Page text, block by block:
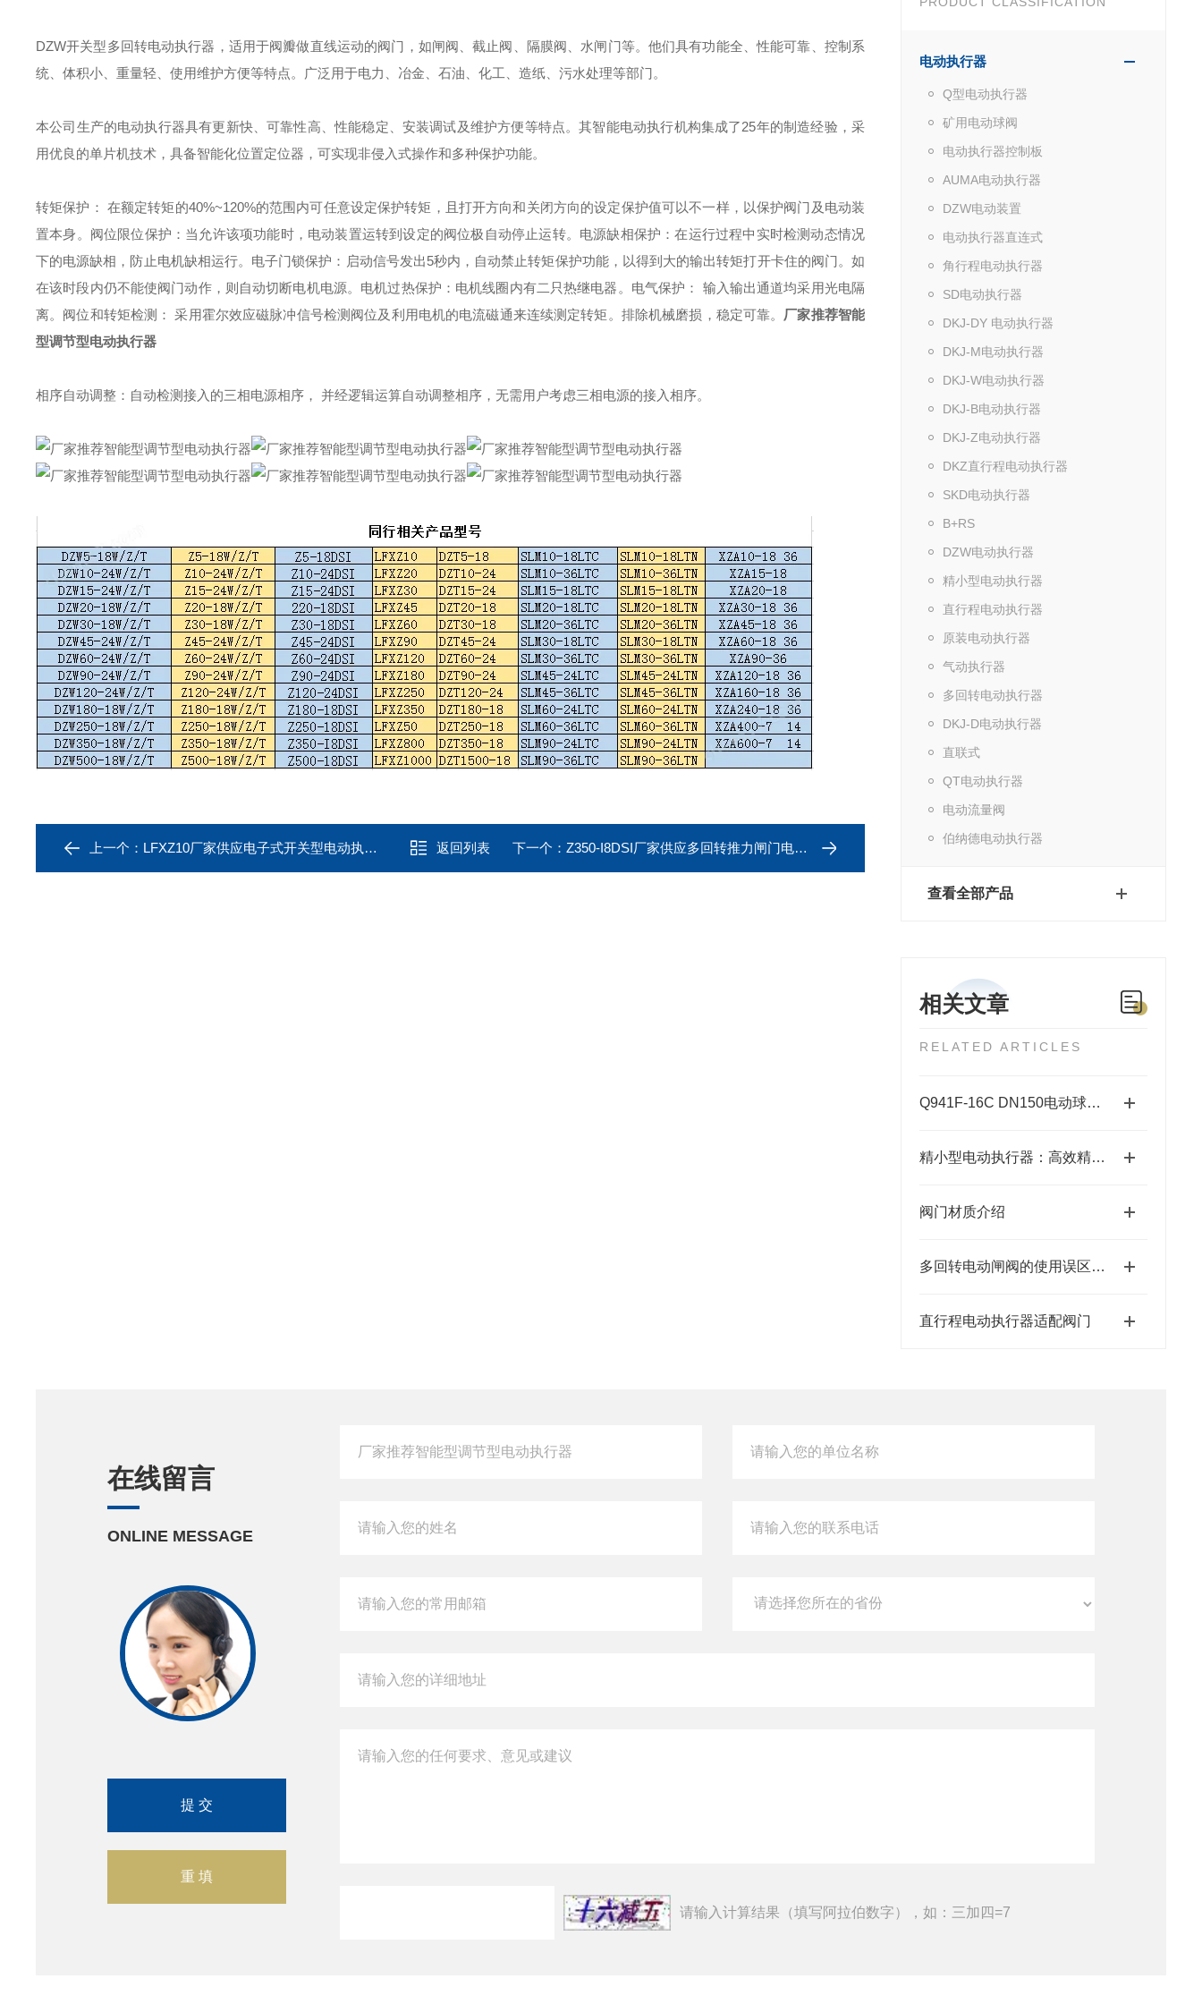
电动执行器
Q型电动执行器
矿用电动球阀
电动执行器控制板
AUMA电动执行器
DZW电动装置
电动执行器直连式
角行程电动执行器
SD电动执行器
DKJ-DY 电动执行器
DKJ-M电动执行器
DKJ-W电动执行器
DKJ-B电动执行器
DKJ-Z电动执行器
DKZ直行程电动执行器
SKD电动执行器
B+RS
DZW电动执行器
精小型电动执行器
直行程电动执行器
原装电动执行器
气动执行器
多回转电动执行器
DKJ-D电动执行器
直联式
QT电动执行器
电动流量阀
伯纳德电动执行器
查看全部产品
相关文章
RELATED ARTICLES
Q941F-16C DN150电动球阀安装指南
精小型电动执行器：高效精准的自动化控制解决方案
阀门材质介绍
多回转电动闸阀的使用误区有几点
直行程电动执行器适配阀门
DZW开关型多回转电动执行器，适用于阀瓣做直线运动的阀门，如闸阀、截止阀、隔膜阀、水闸门等。他们具有功能全、性能可靠、控制系
统、体积小、重量轻、使用维护方便等特点。广泛用于电力、冶金、石油、化工、造纸、污水处理等部门。
本公司生产的电动执行器具有更新快、可靠性高、性能稳定、安装调试及维护方便等特点。其智能电动执行机构集成了25年的制造经验，采
用优良的单片机技术，具备智能化位置定位器，可实现非侵入式操作和多种保护功能。
转矩保护： 在额定转矩的40%~120%的范围内可任意设定保护转矩，且打开方向和关闭方向的设定保护值可以不一样，以保护阀门及电动装
置本身。 阀位限位保护：当允许该项功能时，电动装置运转到设定的阀位极自动停止运转。 电源缺相保护：在运行过程中实时检测动态情况
下的电源缺相，防止电机缺相运行。 电子门锁保护：启动信号发出5秒内，自动禁止转矩保护功能，以得到大的输出转矩打开卡住的阀门。如
在该时段内仍不能使阀门动作，则自动切断电机电源。 电机过热保护：电机线圈内有二只热继电器。 电气保护： 输入输出通道均采用光电隔
离。 阀位和转矩检测： 采用霍尔效应磁脉冲信号检测阀位及利用电机的电流磁通来连续测定转矩。排除机械磨损，稳定可靠。 厂家推荐智能
型调节型电动执行器
相序自动调整：自动检测接入的三相电源相序， 并经逻辑运算自动调整相序，无需用户考虑三相电源的接入相序。
上一个： LFXZ10厂家供应电子式开关型电动执行器 返回列表 下一个： Z350-I8DSI厂家供应多回转推力闸门电动执行器
在线留言
ONLINE MESSAGE
请输入计算结果（填写阿拉伯数字），如：三加四=7